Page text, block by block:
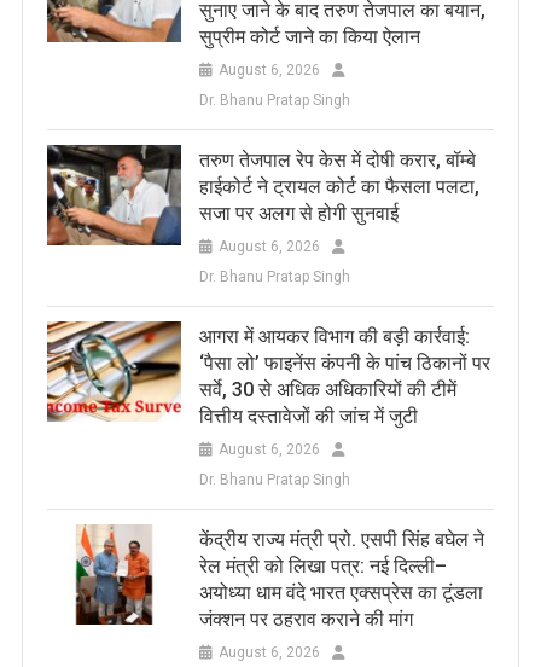
सुनाए जाने के बाद तरुण तेजपाल का बयान,
सुप्रीम कोर्ट जाने का किया ऐलान
August 6, 2026
Dr. Bhanu Pratap Singh
तरुण तेजपाल रेप केस में दोषी करार, बॉम्बे
हाईकोर्ट ने ट्रायल कोर्ट का फैसला पलटा,
सजा पर अलग से होगी सुनवाई
August 6, 2026
Dr. Bhanu Pratap Singh
आगरा में आयकर विभाग की बड़ी कार्रवाई:
‘पैसा लो’ फाइनेंस कंपनी के पांच ठिकानों पर
सर्वे, 30 से अधिक अधिकारियों की टीमें
वित्तीय दस्तावेजों की जांच में जुटी
August 6, 2026
Dr. Bhanu Pratap Singh
केंद्रीय राज्य मंत्री प्रो. एसपी सिंह बघेल ने
रेल मंत्री को लिखा पत्र: नई दिल्ली–
अयोध्या धाम वंदे भारत एक्सप्रेस का टूंडला
जंक्शन पर ठहराव कराने की मांग
August 6, 2026